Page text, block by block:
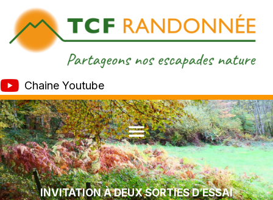
Chaine Youtube
INVITATION À DEUX SORTIES D’ESSAI